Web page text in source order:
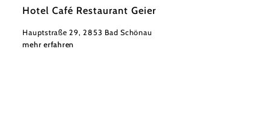
Hotel Café Restaurant Geier
Hauptstraße 29, 2853 Bad Schönau
mehr erfahren